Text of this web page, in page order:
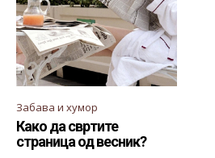
Забава и хумор
Како да свртите
страница од весник?